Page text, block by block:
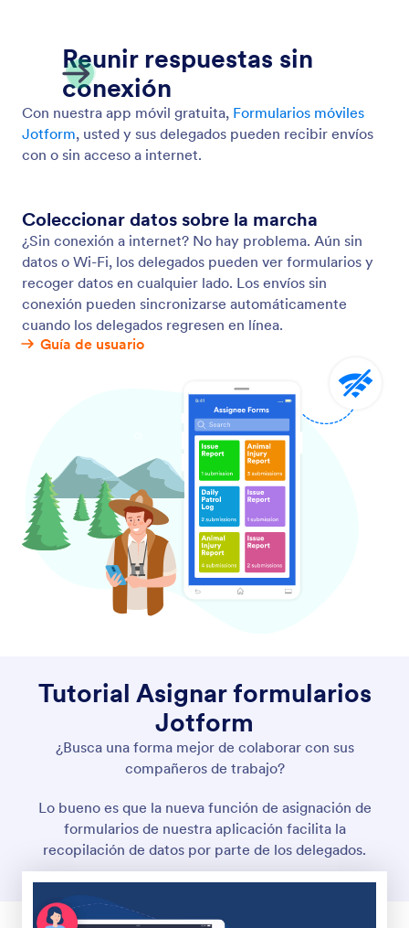
Recuperar cuenta de
Jotform
Apps
Jotform es el creador de formularios en línea más fácil de usar,
con formularios potentes y eficaces, utilizado por más de 35
millones de usuarios en todo el mundo. Ofrece más de 20,000
plantillas de formularios, 150 integraciones y funciones de
arrastrar y soltar que optimizan la recolección de datos, pagos y
flujos de trabajo, ideal para empresas que necesitan formularios
profesionales sin necesidad de programación.
4 Embarcadero Center, Suite 780, San Francisco CA
94111
© 2026 Jotform Inc. El nombre «Jotform» y el logotipo de
Jotform son marcas registradas de Jotform Inc.